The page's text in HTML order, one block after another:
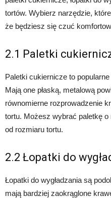
tortów. Wybierz narzędzie,
że będziesz się czuć
2.1 Paletki
Paletki cukiernicze to
Mają one płaską, metalową
równomierne rozprowadzenie
tortu. Możesz wybrać paletkę
od rozmiaru tortu.
2.2 Łopatki do
Łopatki do wygładzania są
mają bardziej zaokrąglone